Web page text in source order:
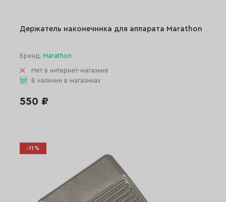
Держатель наконечника для аппарата Marathon
Бренд: Marathon
Нет в интернет-магазине
В наличии в магазинах
550 ₽
-11%